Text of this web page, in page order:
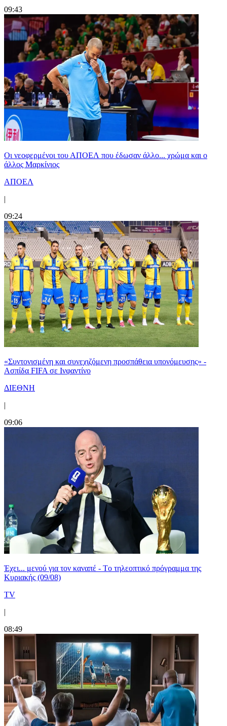
09:43
Οι νεοφερμένοι του ΑΠΟΕΛ που έδωσαν άλλο... χρώμα και ο
άλλος Μαρκίνιος
ΑΠΟΕΛ
|
09:24
«Συντονισμένη και συνεχιζόμενη προσπάθεια υπονόμευσης» -
Ασπίδα FIFA σε Ινφαντίνο
ΔΙΕΘΝΗ
|
09:06
Έχει... μενού για τον καναπέ - Tο τηλεοπτικό πρόγραμμα της
Κυριακής (09/08)
TV
|
08:49